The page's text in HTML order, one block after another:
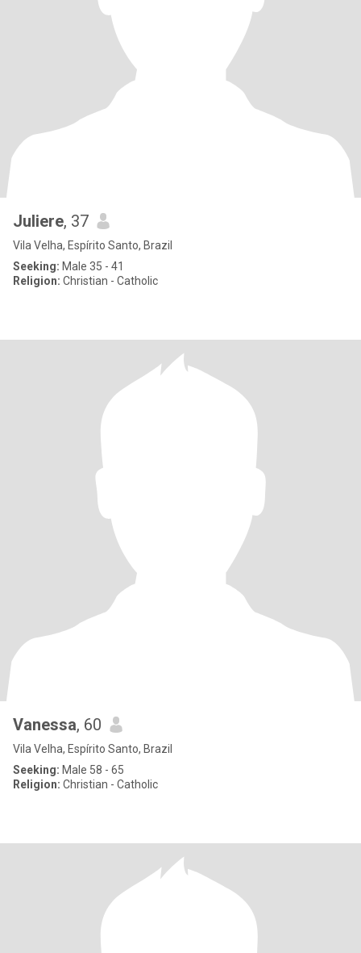
Juliere, 37
Vila Velha, Espírito Santo, Brazil
Seeking: Male 35 - 41
Religion: Christian - Catholic
Vanessa, 60
Vila Velha, Espírito Santo, Brazil
Seeking: Male 58 - 65
Religion: Christian - Catholic